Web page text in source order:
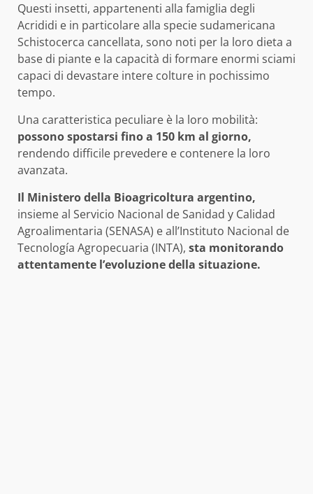
Questi insetti, appartenenti alla famiglia degli
Acrididi e in particolare alla specie sudamericana
Schistocerca cancellata, sono noti per la loro dieta a
base di piante e la capacità di formare enormi sciami
capaci di devastare intere colture in pochissimo
tempo.
Una caratteristica peculiare è la loro mobilità:
possono spostarsi fino a 150 km al giorno,
rendendo difficile prevedere e contenere la loro
avanzata.
Il Ministero della Bioagricoltura argentino,
insieme al Servicio Nacional de Sanidad y Calidad
Agroalimentaria (SENASA) e all’Instituto Nacional de
Tecnología Agropecuaria (INTA), sta monitorando
attentamente l’evoluzione della situazione.